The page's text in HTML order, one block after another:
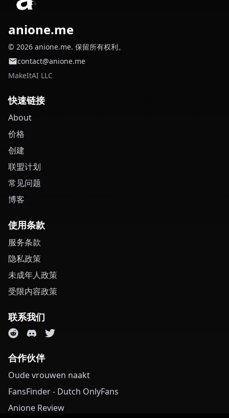
anione.me
© 2026 anione.me. 保留所有权利。
contact@anione.me
MakeItAI LLC
快速链接
About
价格
创建
联盟计划
常见问题
博客
使用条款
服务条款
隐私政策
未成年人政策
受限内容政策
联系我们
合作伙伴
Oude vrouwen naakt
FansFinder - Dutch OnlyFans
Anione Review